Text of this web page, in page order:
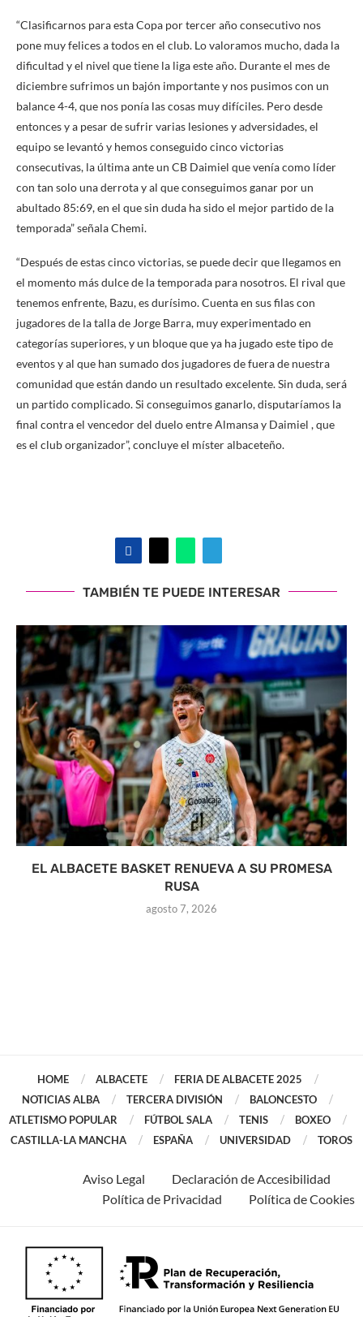
“Clasificarnos para esta Copa por tercer año consecutivo nos
pone muy felices a todos en el club. Lo valoramos mucho, dada la
dificultad y el nivel que tiene la liga este año. Durante el mes de
diciembre sufrimos un bajón importante y nos pusimos con un
balance 4-4, que nos ponía las cosas muy difíciles. Pero desde
entonces y a pesar de sufrir varias lesiones y adversidades, el
equipo se levantó y hemos conseguido cinco victorias
consecutivas, la última ante un CB Daimiel que venía como líder
con tan solo una derrota y al que conseguimos ganar por un
abultado 85:69, en el que sin duda ha sido el mejor partido de la
temporada” señala Chemi.
“Después de estas cinco victorias, se puede decir que llegamos en
el momento más dulce de la temporada para nosotros. El rival que
tenemos enfrente, Bazu, es durísimo. Cuenta en sus filas con
jugadores de la talla de Jorge Barra, muy experimentado en
categorías superiores, y un bloque que ya ha jugado este tipo de
eventos y al que han sumado dos jugadores de fuera de nuestra
comunidad que están dando un resultado excelente. Sin duda, será
un partido complicado. Si conseguimos ganarlo, disputaríamos la
final contra el vencedor del duelo entre Almansa y Daimiel , que
es el club organizador”, concluye el míster albaceteño.
TAMBIÉN TE PUEDE INTERESAR
EL ALBACETE BASKET RENUEVA A SU PROMESA
RUSA
agosto 7, 2026
HOME ALBACETE
FERIA DE ALBACETE 2025
NOTICIAS ALBA
TERCERA DIVISIÓN
BALONCESTO
ATLETISMO POPULAR
FÚTBOL SALA TENIS
BOXEO
CASTILLA-LA MANCHA
ESPAÑA UNIVERSIDAD TOROS
Aviso Legal
Declaración de Accesibilidad
Política de Privacidad
Política de Cookies